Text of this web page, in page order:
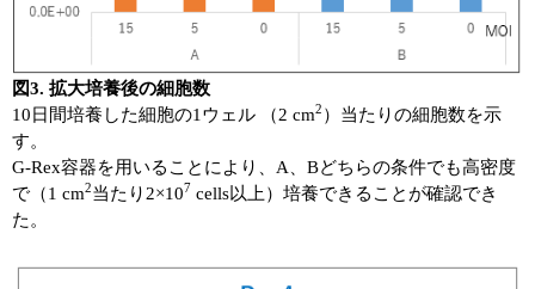
図3. 拡大培養後の細胞数
10日間培養した細胞の1ウェル （2 cm2 ）当たりの細胞数を示
す。
G-Rex容器を用いることにより、A、Bどちらの条件でも高密度
で（1 cm2当たり2×107 cells以上）培養できることが確認でき
た。